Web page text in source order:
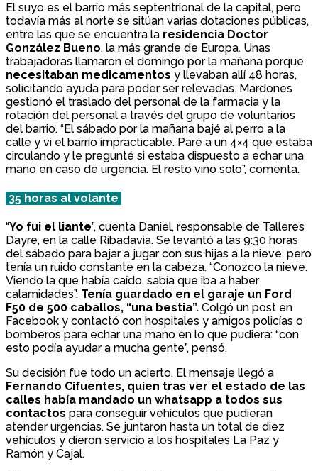
El suyo es el barrio más septentrional de la capital, pero
todavía más al norte se sitúan varias dotaciones públicas,
entre las que se encuentra la residencia Doctor
González Bueno, la más grande de Europa. Unas
trabajadoras llamaron el domingo por la mañana porque
necesitaban medicamentos y llevaban allí 48 horas,
solicitando ayuda para poder ser relevadas. Mardones
gestionó el traslado del personal de la farmacia y la
rotación del personal a través del grupo de voluntarios
del barrio. “El sábado por la mañana bajé al perro a la
calle y vi el barrio impracticable. Paré a un 4×4 que estaba
circulando y le pregunté si estaba dispuesto a echar una
mano en caso de urgencia. El resto vino solo”, comenta.
35 horas al volante
“Yo fui el liante”, cuenta Daniel, responsable de Talleres
Dayre, en la calle Ribadavia. Se levantó a las 9:30 horas
del sábado para bajar a jugar con sus hijas a la nieve, pero
tenía un ruido constante en la cabeza. “Conozco la nieve.
Viendo la que había caído, sabía que iba a haber
calamidades”. Tenía guardado en el garaje un Ford
F50 de 500 caballos, “una bestia”. Colgó un post en
Facebook y contactó con hospitales y amigos policías o
bomberos para echar una mano en lo que pudiera: “con
esto podía ayudar a mucha gente”, pensó.
Su decisión fue todo un acierto. El mensaje llegó a
Fernando Cifuentes, quien tras ver el estado de las
calles había mandado un whatsapp a todos sus
contactos para conseguir vehículos que pudieran
atender urgencias. Se juntaron hasta un total de diez
vehículos y dieron servicio a los hospitales La Paz y
Ramón y Cajal.